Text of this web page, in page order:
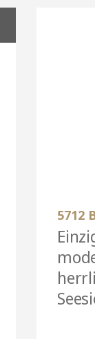
5712